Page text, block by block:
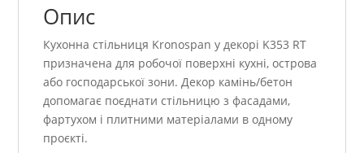
Опис
Кухонна стільниця Kronospan у декорі K353 RT
призначена для робочої поверхні кухні, острова
або господарської зони. Декор камінь/бетон
допомагає поєднати стільницю з фасадами,
фартухом і плитними матеріалами в одному
проєкті.